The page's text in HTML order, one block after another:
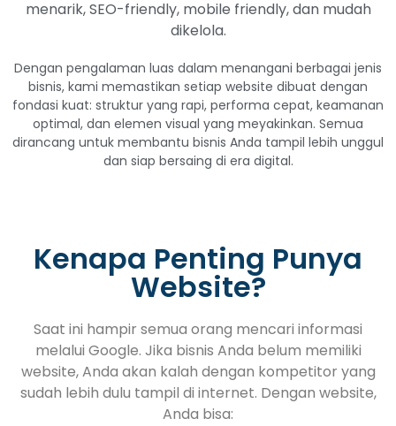
menarik, SEO-friendly, mobile friendly, dan mudah
dikelola.
Dengan pengalaman luas dalam menangani berbagai jenis
bisnis, kami memastikan setiap website dibuat dengan
fondasi kuat: struktur yang rapi, performa cepat, keamanan
optimal, dan elemen visual yang meyakinkan. Semua
dirancang untuk membantu bisnis Anda tampil lebih unggul
dan siap bersaing di era digital.
Kenapa Penting Punya
Website?
Saat ini hampir semua orang mencari informasi
melalui Google. Jika bisnis Anda belum memiliki
website, Anda akan kalah dengan kompetitor yang
sudah lebih dulu tampil di internet. Dengan website,
Anda bisa: